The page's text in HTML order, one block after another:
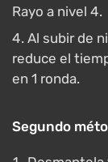
Rayo a nivel 4.
Al subir de
reduce el
en 1 ronda.
Segundo